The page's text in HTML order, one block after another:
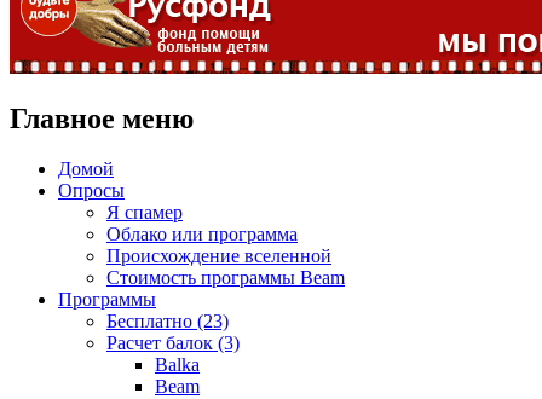
Главное меню
Домой
Опросы
Я спамер
Облако или программа
Происхождение вселенной
Стоимость программы Beam
Программы
Бесплатно (23)
Расчет балок (3)
Balka
Beam